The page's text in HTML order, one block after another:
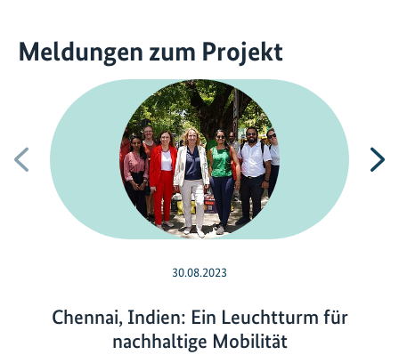
Meldungen zum Projekt
Vorherige
30.08.2023
Chennai, Indien: Ein Leuchtturm für
nachhaltige Mobilität